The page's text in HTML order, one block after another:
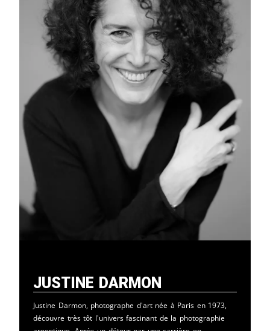
Justine Darmon
Justine Darmon, photographe d'art née à Paris en 1973,
découvre très tôt l'univers fascinant de la photographie